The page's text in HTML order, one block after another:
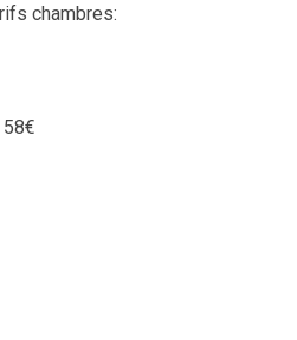
chambres: